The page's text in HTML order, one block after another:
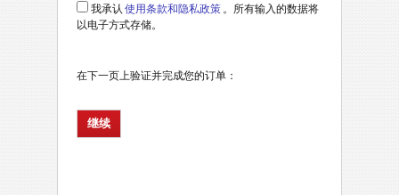
我承认使用条款和隐私政策 。所有输入的数据将
以电子方式存储。
在下一页上验证并完成您的订单：